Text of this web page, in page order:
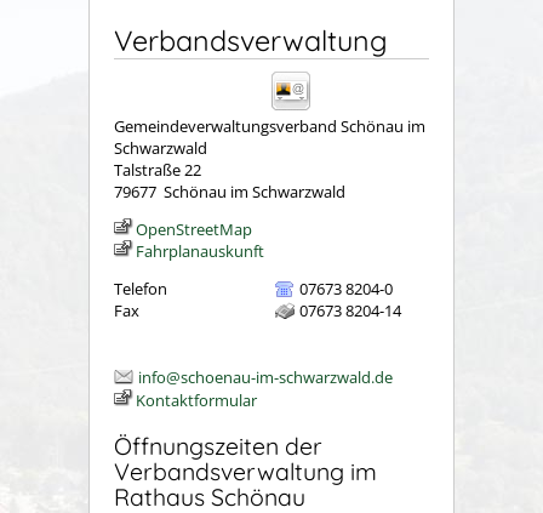
Verbandsverwaltung
Gemeindeverwaltungsverband Schönau im
Schwarzwald
Talstraße 22
79677 Schönau im Schwarzwald
OpenStreetMap
Fahrplanauskunft
Telefon
07673 8204-0
Fax
07673 8204-14
info@schoenau-im-schwarzwald.de
Kontaktformular
Öffnungszeiten der
Verbandsverwaltung im
Rathaus Schönau